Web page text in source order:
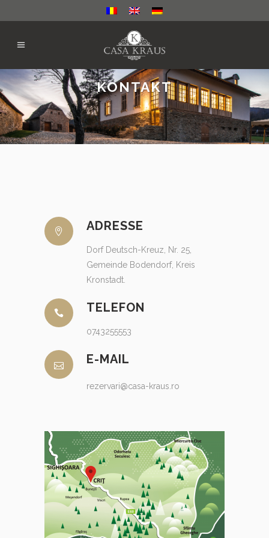
KONTAKT
ADRESSE
Dorf Deutsch-Kreuz, Nr. 25,
Gemeinde Bodendorf, Kreis
Kronstadt.
TELEFON
0743255553
E-MAIL
rezervari@casa-kraus.ro